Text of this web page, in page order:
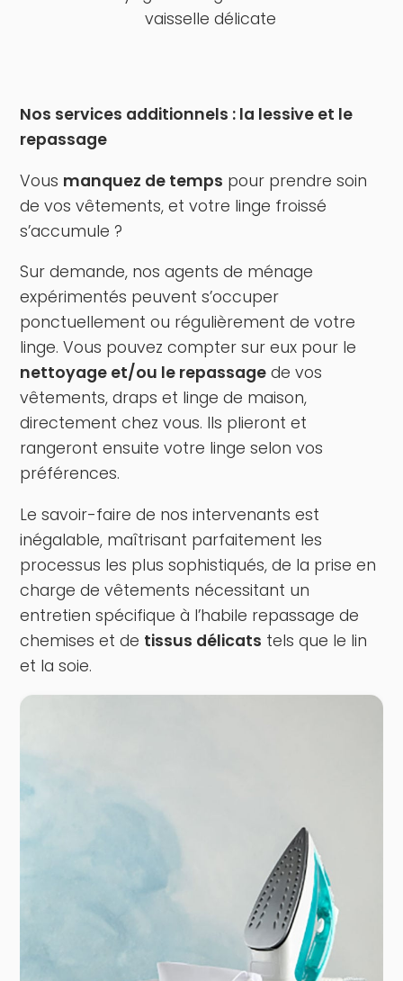
vaisselle délicate
Nos services additionnels : la lessive et le
repassage
Vous manquez de temps pour prendre soin
de vos vêtements, et votre linge froissé
s’accumule ?
Sur demande, nos agents de ménage
expérimentés peuvent s’occuper
ponctuellement ou régulièrement de votre
linge. Vous pouvez compter sur eux pour le
nettoyage et/ou le repassage de vos
vêtements, draps et linge de maison,
directement chez vous. Ils plieront et
rangeront ensuite votre linge selon vos
préférences.
Le savoir-faire de nos intervenants est
inégalable, maîtrisant parfaitement les
processus les plus sophistiqués, de la prise en
charge de vêtements nécessitant un
entretien spécifique à l’habile repassage de
chemises et de tissus délicats tels que le lin
et la soie.